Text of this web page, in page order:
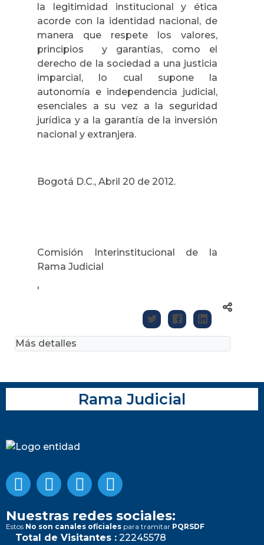
la legitimidad institucional y ética
acorde con la identidad nacional, de
manera que respete los valores,
principios y garantías, como el
derecho de la sociedad a una justicia
imparcial, lo cual supone la
autonomía e independencia judicial,
esenciales a su vez a la seguridad
jurídica y a la garantía de la inversión
nacional y extranjera.
Bogotá D.C., Abril 20 de 2012.
Comisión Interinstitucional de la
Rama Judicial
'
Más detalles
Rama Judicial
Nuestras redes sociales:
Estos No son canales oficiales para tramitar PQRSDF
Total de Visitantes : 22245578